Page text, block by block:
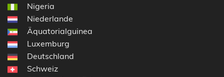
Nigeria
Niederlande
Äquatorialguinea
Luxemburg
Deutschland
Schweiz